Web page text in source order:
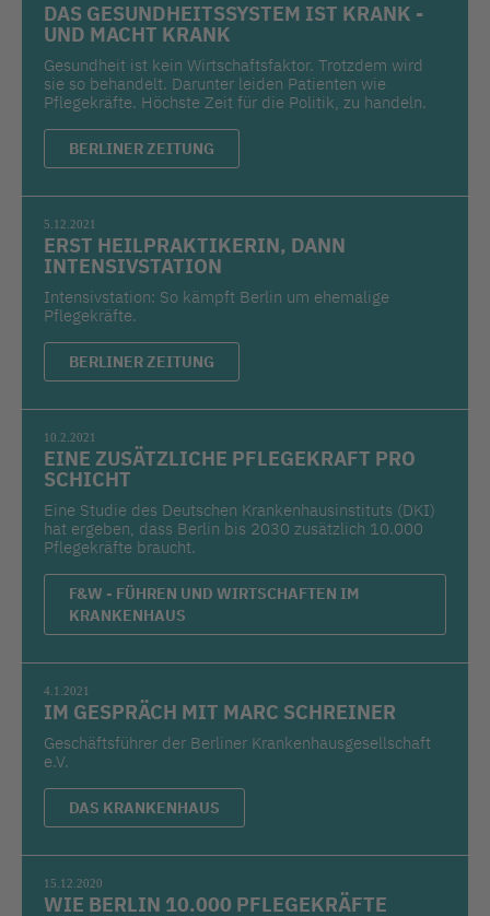
DAS GESUNDHEITSSYSTEM IST KRANK -
UND MACHT KRANK
Gesundheit ist kein Wirtschaftsfaktor. Trotzdem wird
sie so behandelt. Darunter leiden Patienten wie
Pflegekräfte. Höchste Zeit für die Politik, zu handeln.
BERLINER ZEITUNG
5.12.2021
ERST HEILPRAKTIKERIN, DANN
INTENSIVSTATION
Intensivstation: So kämpft Berlin um ehemalige
Pflegekräfte.
BERLINER ZEITUNG
10.2.2021
EINE ZUSÄTZLICHE PFLEGEKRAFT PRO
SCHICHT
Eine Studie des Deutschen Krankenhausinstituts (DKI)
hat ergeben, dass Berlin bis 2030 zusätzlich 10.000
Pflegekräfte braucht.
F&W - FÜHREN UND WIRTSCHAFTEN IM
KRANKENHAUS
4.1.2021
IM GESPRÄCH MIT MARC SCHREINER
Geschäftsführer der Berliner Krankenhausgesellschaft
e.V.
DAS KRANKENHAUS
15.12.2020
WIE BERLIN 10.000 PFLEGEKRÄFTE